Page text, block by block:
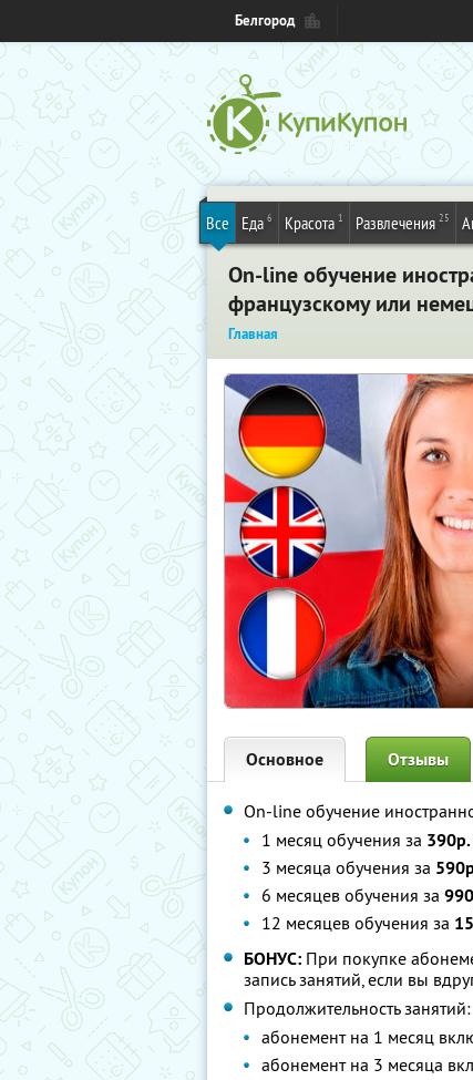
Белгород
Все Еда 6 Красота 1 Развлечения 25
On-line обучение
французскому или
Главная
Основное Отзывы
On-line обучение
1 месяц обучения за
3 месяца обучения за
6 месяцев обучения за
12 месяцев обучения за
БОНУС: При покупке
запись занятий, если вы
Продолжительность занятий:
абонемент на 1 месяц
абонемент на 3 месяца